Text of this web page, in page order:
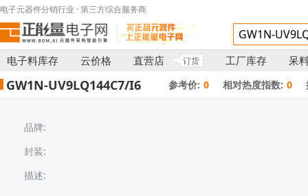
电子元器件分销行业 · 第三方综合服务商
电子料库存 云价格 直营店 订货 工厂库存 呆
GW1N-UV9LQ144C7/I6 参考价: 0 相对热度指数: 0
品牌:
封装:
描述: